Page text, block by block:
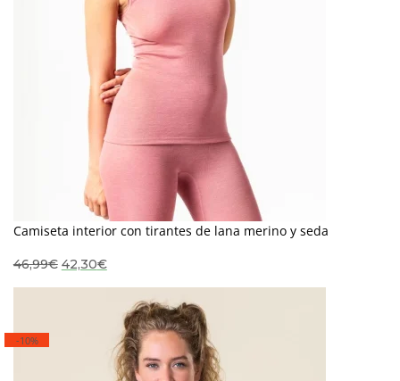
Camiseta interior con tirantes de lana merino y seda
46,99€ El
precio
original
42,30€El
precio
actual
42,30€.
-10%